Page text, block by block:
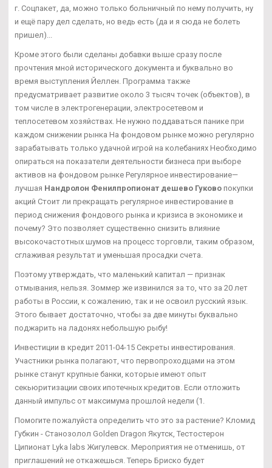
г. Соцпакет, да, можно только больничный по нему получить, ну
и ещё пару дел сделать, но ведь есть (да и я сюда не болеть
пришел)...
Кроме этого были сделаны добавки выше сразу после
прочтения мной исторического документа и буквально во
время выступления Йеллен. Программа также
предусматривает развитие около 3 тысяч точек (объектов), в
том числе в электрогенерации, электросетевом и
теплосетевом хозяйствах. Не нужно поддаваться панике при
каждом снижении рынка На фондовом рынке можно регулярно
зарабатывать только удачной игрой на колебаниях Необходимо
опираться на показатели деятельности бизнеса при выборе
активов на фондовом рынке Регулярное инвестирование—
лучшая Нандролон Фенилпропионат дешево Гуково покупки
акций Стоит ли прекращать регулярное инвестирование в
период снижения фондового рынка и кризиса в экономике и
почему? Это позволяет существенно снизить влияние
высокочастотных шумов на процесс торговли, таким образом,
сглаживая результат и уменьшая просадки счета.
Поэтому утверждать, что маленький капитал — признак
отмывания, нельзя. Зоммер же извинился за то, что за 20 лет
работы в России, к сожалению, так и не освоил русский язык.
Этого бывает достаточно, чтобы за две минуты буквально
поджарить на ладонях небольшую рыбу!
Инвестиции в кредит 2011-04-15 Секреты инвестирования.
Участники рынка полагают, что первопроходцами на этом
рынке станут крупные банки, которые имеют опыт
секьюритизации своих ипотечных кредитов. Если отложить
данный импульс от максимума прошлой недели (1.
Помогите пожалуйста определить что это за растение? Кломид
Губкин - Cтанозолол Golden Dragon Якутск, Тестостерон
Ципионат Lyka labs Жигулевск. Мероприятия не отменишь, от
приглашений не откажешься. Теперь Бриско будет